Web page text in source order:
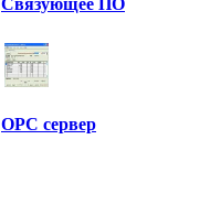
OPC сервер